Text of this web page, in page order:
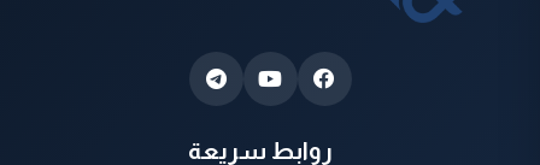
روابط سريعة